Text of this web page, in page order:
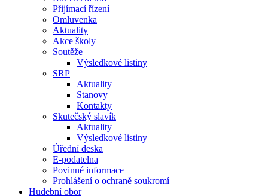
Přijímací řízení
Omluvenka
Aktuality
Akce školy
Soutěže
Výsledkové listiny
SRP
Aktuality
Stanovy
Kontakty
Skutečský slavík
Aktuality
Výsledkové listiny
Úřední deska
E-podatelna
Povinné informace
Prohlášení o ochraně soukromí
Hudební obor